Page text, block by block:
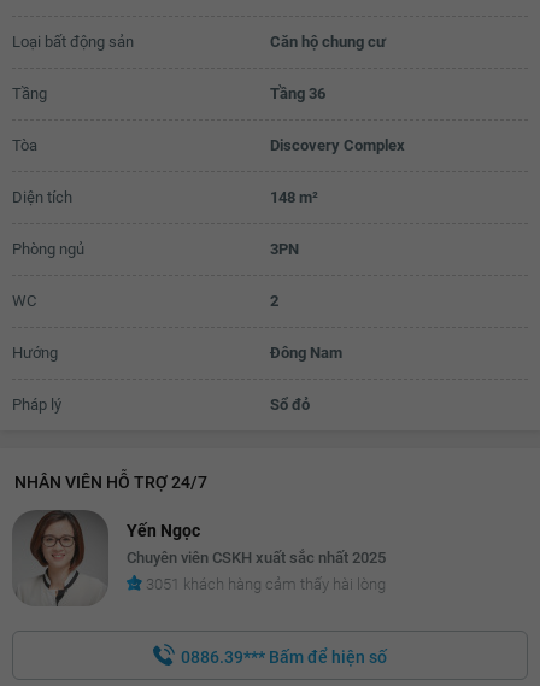
Loại bất động sản Căn hộ chung cư
Tầng Tầng 36
Tòa Discovery Complex
Diện tích 148 m²
Phòng ngủ 3PN
WC 2
Hướng Đông Nam
Pháp lý Sổ đỏ
NHÂN VIÊN HỖ TRỢ 24/7
Yến Ngọc
Chuyên viên CSKH xuất sắc nhất 2025
3051 khách hàng cảm thấy hài lòng
0886.39*** Bấm để hiện số